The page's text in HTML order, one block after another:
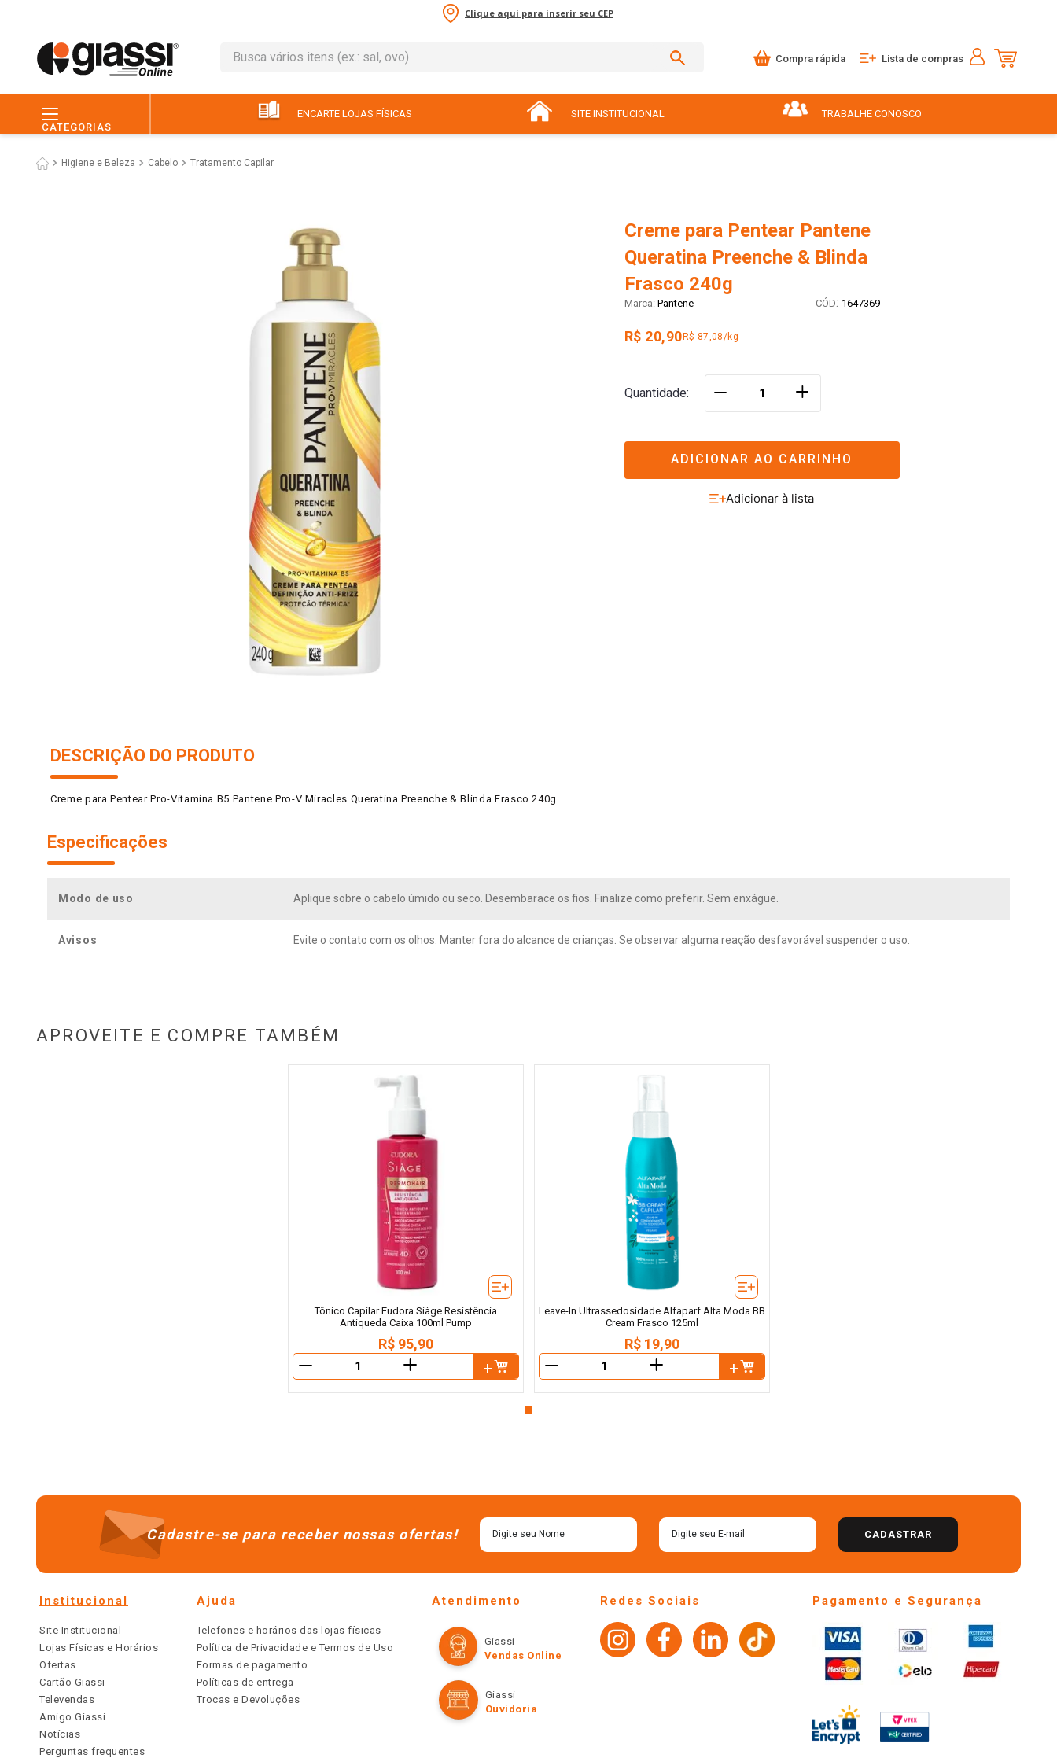
Clique aqui para inserir seu CEP
Busca vários itens (ex.: sal, ovo)
Compra rápida Lista de compras
CATEGORIAS
ENCARTE LOJAS FÍSICAS SITE INSTITUCIONAL TRABALHE CONOSCO
Higiene e Beleza Cabelo Tratamento Capilar
Creme para Pentear Pantene
Queratina Preenche & Blinda
Frasco 240g
Pantene : 1647369
R$ 20,90R$ 87,08/kg
Quantidade ＋
ADICIONAR AO CARRINHO
DESCRIÇÃO DO PRODUTO
Creme para Pentear Pro-Vitamina B5 Pantene Pro-V Miracles Queratina Preenche & Blinda Frasco 240g
Especificações
Modo de uso Aplique sobre o cabelo úmido ou seco. Desembarace os fios. Finalize como preferir. Sem enxágue.
Avisos Evite o contato com os olhos. Manter fora do alcance de crianças. Se observar alguma reação desfavorável suspender o uso.
APROVEITE E COMPRE TAMBÉM
Tônico Capilar Eudora Siàge Resistência
Antiqueda Caixa 100ml Pump
R$ 95,90
＋
Leave-In Ultrassedosidade Alfaparf Alta Moda BB
Cream Frasco 125ml
R$ 19,90
＋
Cadastre-se para receber nossas ofertas! CADASTRAR
Institucional
Site Institucional
Lojas Físicas e Horários
Ofertas
Cartão Giassi
Televendas
Amigo Giassi
Notícias
Perguntas frequentes
Ajuda
Telefones e horários das lojas físicas
Política de Privacidade e Termos de Uso
Formas de pagamento
Políticas de entrega
Trocas e Devoluções
Atendimento
Giassi
Vendas Online
Giassi
Ouvidoria
Redes Sociais Pagamento e Segurança
leite
3 º queijo
iogurte